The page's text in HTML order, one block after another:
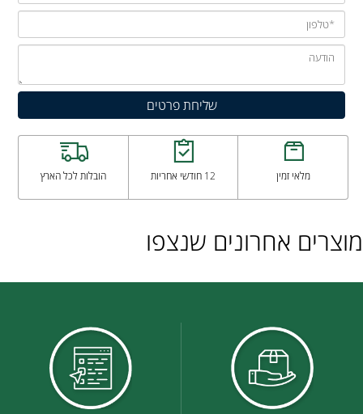
מלאי זמין 12 חודשי אחריות הובלות לכל הארץ
מוצרים אחרונים שנצפו